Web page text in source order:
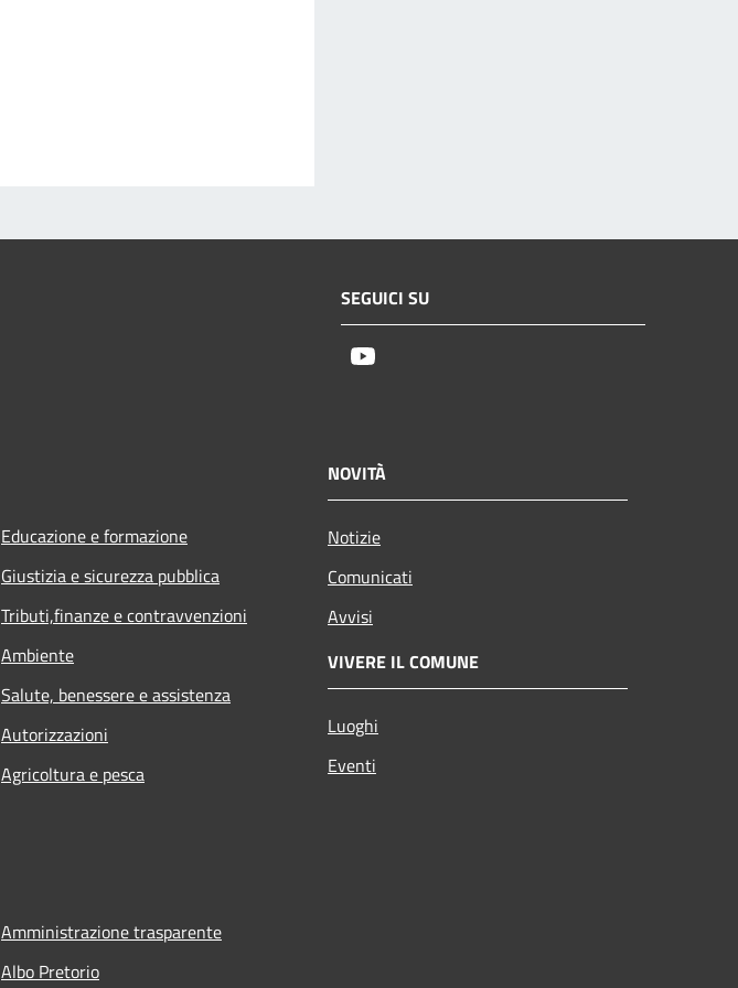
SEGUICI SU
Educazione e formazione
Giustizia e sicurezza pubblica
Tributi,finanze e contravvenzioni
Ambiente
Salute, benessere e assistenza
Autorizzazioni
Agricoltura e pesca
NOVITÀ
Notizie
Comunicati
Avvisi
VIVERE IL COMUNE
Luoghi
Eventi
Amministrazione trasparente
Albo Pretorio